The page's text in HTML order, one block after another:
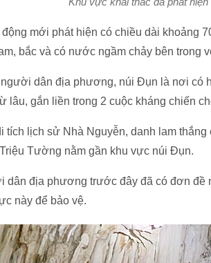
động mới phát hiện có chiều dài khoảng
bắc và có nước ngầm chảy bên trong
dân địa phương, núi Đụn là nơi có
lâu, gắn liền trong 2 cuộc kháng chiến
tích lịch sử Nhà Nguyễn, danh lam
Tường nằm gần khu vực núi Đụn.
dân địa phương trước đây đã có đơn đề
này để bảo vệ.